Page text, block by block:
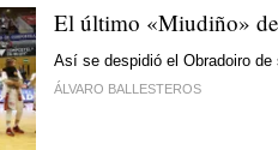
El último «Miudiño»
Así se despidió el Obradoiro
ÁLVARO BALLESTEROS